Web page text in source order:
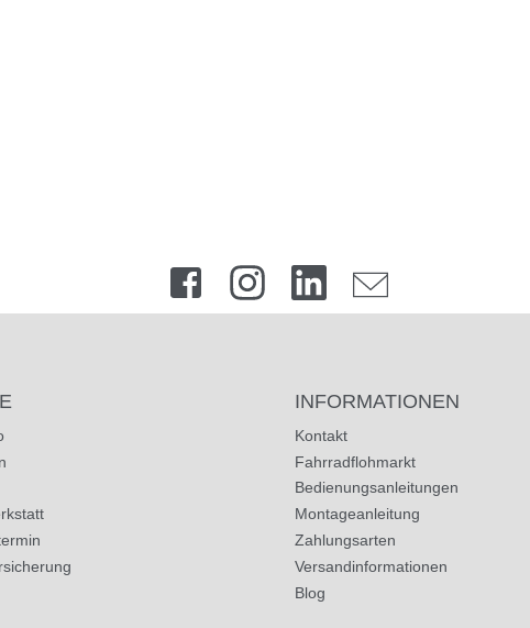
INFORMATIONEN
Kontakt
Fahrradflohmarkt
Bedienungsanleitungen
Montageanleitung
Zahlungsarten
Versandinformationen
Blog